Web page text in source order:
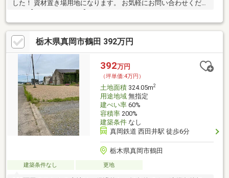
した！ 資材置き場用地になります。 お気軽にお問い合わせくださ
い！ 【0120－60－1021】
栃木県真岡市鶴田 392万円
392万円
（坪単価:4万円）
土地面積324.05m2
用途地域無指定
建ぺい率60%
容積率200%
建築条件なし
真岡鉄道 西田井駅 徒歩6分
栃木県真岡市鶴田
建築条件なし 更地